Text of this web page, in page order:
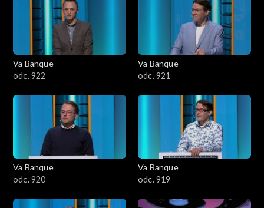
Va Banque
odc. 922
Va Banque
odc. 921
Va Banque
odc. 920
Va Banque
odc. 919